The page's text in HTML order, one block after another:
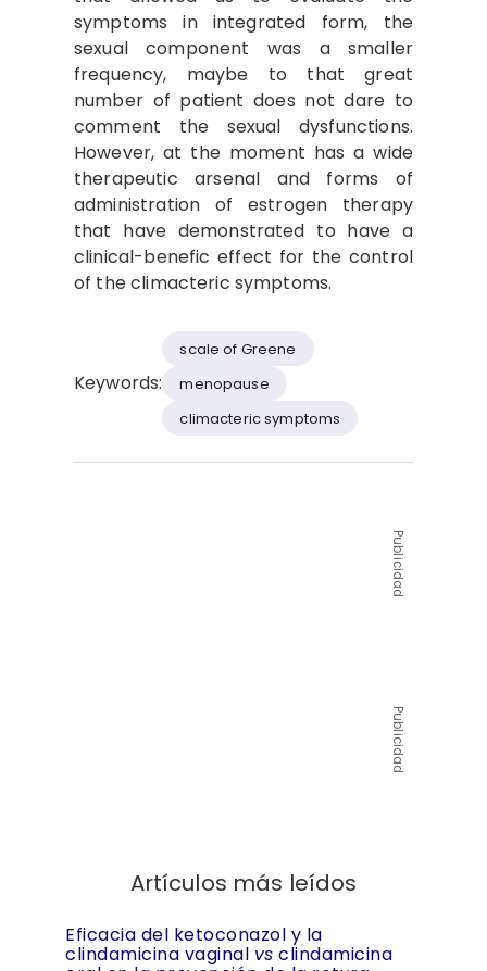
symptoms in integrated form, the
sexual component was a smaller
frequency, maybe to that great
number of patient does not dare to
comment the sexual dysfunctions.
However, at the moment has a wide
therapeutic arsenal and forms of
administration of estrogen therapy
that have demonstrated to have a
clinical-benefic effect for the control
of the climacteric symptoms.
Keywords:
scale of Greene
menopause
climacteric symptoms
Publicidad
Publicidad
Artículos más leídos
Eficacia del ketoconazol y la
clindamicina vaginal vs clindamicina